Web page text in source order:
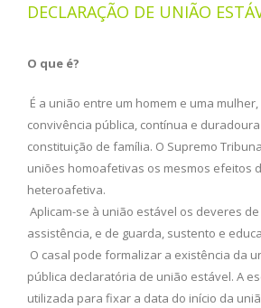
DECLARAÇÃO DE UNIÃO
O que é?
É a união entre um homem e uma
convivência pública, contínua e
constituição de família. O Supremo
uniões homoafetivas os mesmos efeitos
heteroafetiva.
Aplicam-se à união estável os deveres
assistência, e de guarda, sustento e
O casal pode formalizar a existência da
pública declaratória de união estável. A
utilizada para fixar a data do início da